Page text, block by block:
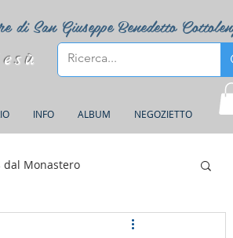
di San Giuseppe Benedetto
INFO ALBUM NEGOZIETTO
dal Monastero